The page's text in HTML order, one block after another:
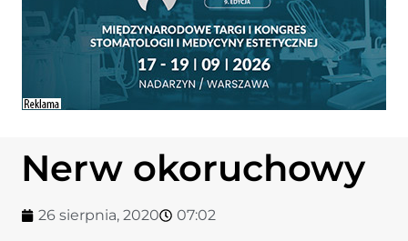
Nerw okoruchowy
26 sierpnia, 2020 07:02